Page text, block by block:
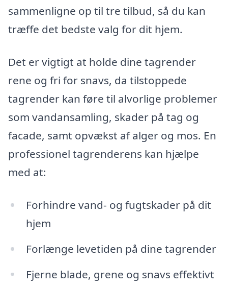
sammenligne op til tre tilbud, så du kan
træffe det bedste valg for dit hjem.
Det er vigtigt at holde dine tagrender
rene og fri for snavs, da tilstoppede
tagrender kan føre til alvorlige problemer
som vandansamling, skader på tag og
facade, samt opvækst af alger og mos. En
professionel tagrenderens kan hjælpe
med at:
Forhindre vand- og fugtskader på dit
hjem
Forlænge levetiden på dine tagrender
Fjerne blade, grene og snavs effektivt